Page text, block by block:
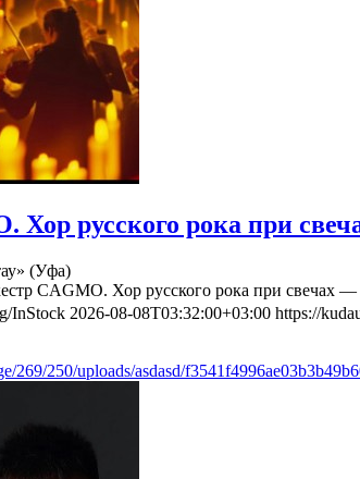
Хор русского рока при
(Уфа)
CAGMO. Хор русского рока при свечах
InStock 2026-08-08T03:32:00+03:00 https://
269/250/uploads/asdasd/